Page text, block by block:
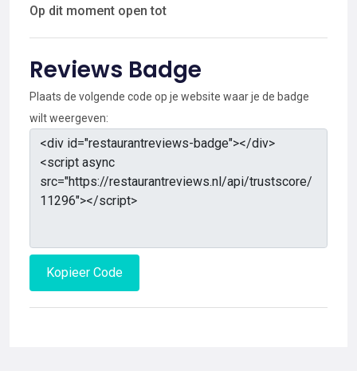
Op dit moment open tot
Reviews Badge
Plaats de volgende code op je website waar je de badge
wilt weergeven:
Kopieer Code